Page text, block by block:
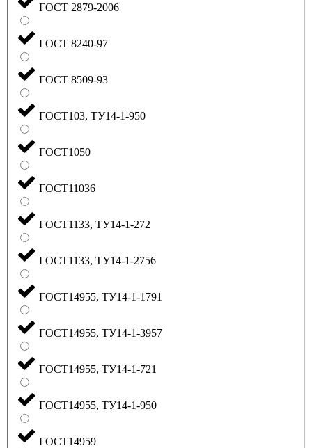
ГОСТ 2879-2006
ГОСТ 8240-97
ГОСТ 8509-93
ГОСТ103, ТУ14-1-950
ГОСТ1050
ГОСТ11036
ГОСТ1133, ТУ14-1-272
ГОСТ1133, ТУ14-1-2756
ГОСТ14955, ТУ14-1-1791
ГОСТ14955, ТУ14-1-3957
ГОСТ14955, ТУ14-1-721
ГОСТ14955, ТУ14-1-950
ГОСТ14959